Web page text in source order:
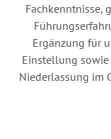
Fachkenntnisse,
Ergänzung für
Einstellung
Niederlassung im